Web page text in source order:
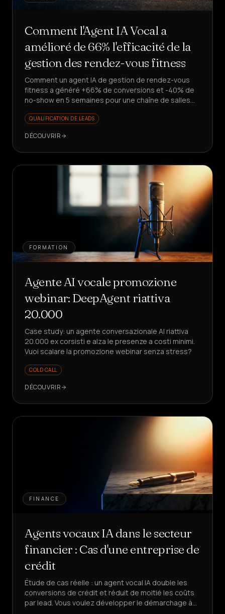
Comment l'Agent IA Vocal a
amélioré de 66% l'efficacité de la
gestion des rendez-vous fitness
Comment un agent IA de gestion de rendez-vous
fitness a généré +66% de conversions et -40% de
no-show en 5 semaines pour une chaîne de salles
embaucher ?
QUALIFICATION DE LEADS
DÉCOUVRIR
FORMATION
Agente AI vocale promozione
webinar: DeepAgent riattiva
20.000
Case study: un agente conversazionale AI riattiva
20.000 ex corsisti e alza le presenze a costi minimi.
Vuoi scalare la promozione webinar senza stress?
COLD CALL
DÉCOUVRIR
FINANCE
Agents vocaux IA dans le secteur
financier : Cas d'une entreprise de
crédit
Étude de cas réelle : un agent vocal IA double les
conversions de crédit et réduit de moitié les coûts
par lead. Vous voulez développer le démarchage à